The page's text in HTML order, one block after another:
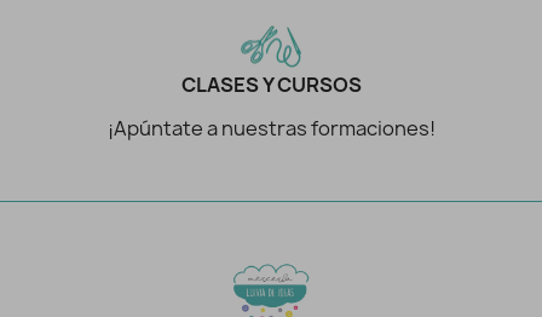
CLASES Y CURSOS
¡Apúntate a nuestras formaciones!